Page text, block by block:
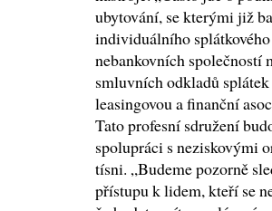
ubytování, se kterými již
individuálního
nebankovních společností
smluvních odkladů
leasingovou a finanční
Tato profesní sdružení
spolupráci s neziskovými
tísni. „Budeme pozorně
přístupu k lidem, kteří se